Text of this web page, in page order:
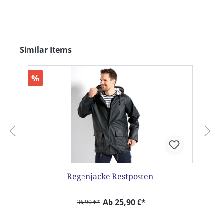
Produktgalerie überspringen
Similar Items
%
Regenjacke Restposten
36,90 €* Ab 25,90 €*